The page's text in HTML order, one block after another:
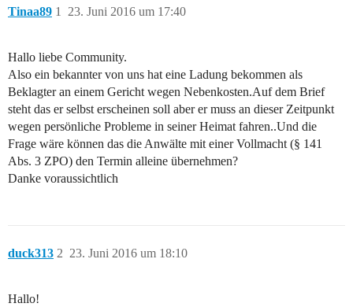
Tinaa89 23. Juni 2016 um 17:40
1
Hallo liebe Community.
Also ein bekannter von uns hat eine Ladung bekommen als
Beklagter an einem Gericht wegen Nebenkosten.Auf dem Brief
steht das er selbst erscheinen soll aber er muss an dieser Zeitpunkt
wegen persönliche Probleme in seiner Heimat fahren..Und die
Frage wäre können das die Anwälte mit einer Vollmacht (§ 141
Abs. 3 ZPO) den Termin alleine übernehmen?
Danke voraussichtlich
duck313 23. Juni 2016 um 18:10
2
Hallo!